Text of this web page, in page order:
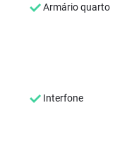
Armário quarto
Interfone